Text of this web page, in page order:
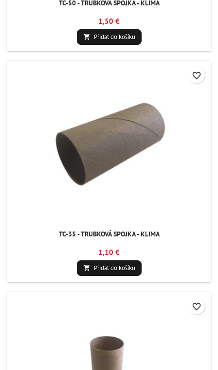
TC-50 - TRUBKOVÁ SPOJKA - KLIMA
1,50 €
 Přidat do košíku
TC-35 - TRUBKOVÁ SPOJKA - KLIMA
1,10 €
 Přidat do košíku
favorite_border
favorite_border